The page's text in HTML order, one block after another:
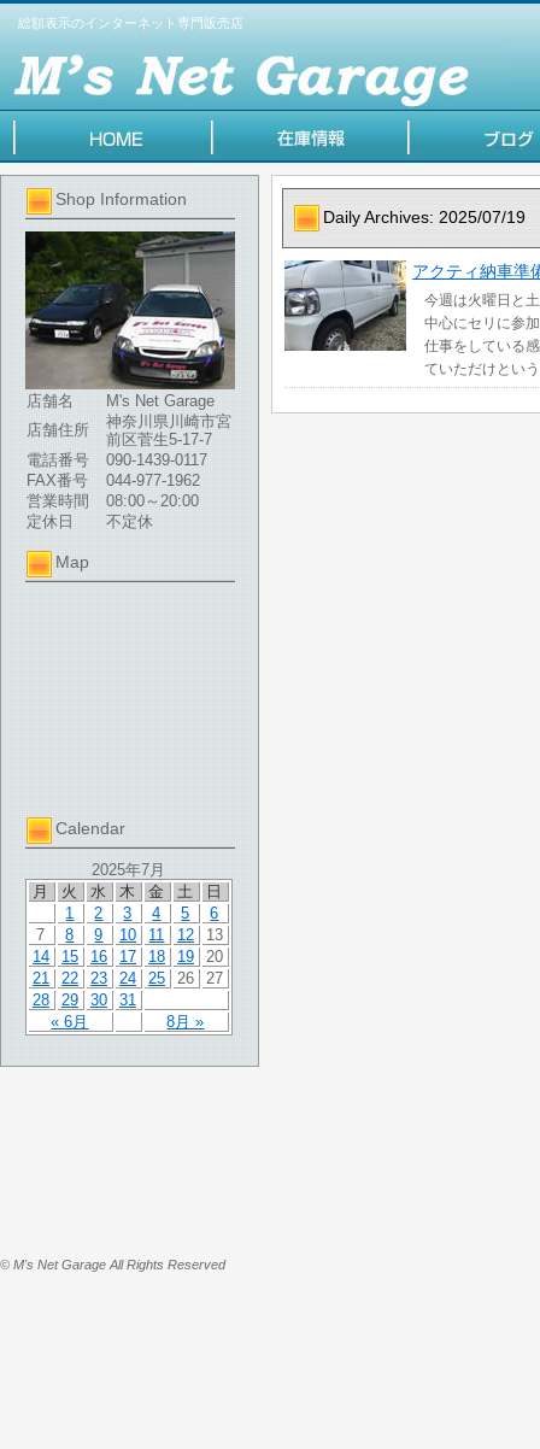
総額表示のインターネット専門販売店
Shop Information
店舗名
M's Net Garage
店舗住所
神奈川県川崎市宮
前区菅生5-17-7
電話番号
090-1439-0117
FAX番号
044-977-1962
営業時間
08:00～20:00
定休日
不定休
Map
Calendar
2025年7月
月
火 水 木 金 土 日
« 6月 8月 »
1 2 3 4 5
6
7
8 9 10 11 12
13
14
15 16 17 18 19
20
21
22 23 24 25 26
27
28
29 30 31
Daily Archives: 2025/07/19
アクティ納車準
今週は火曜日と
中心にセリに参
仕事をしている
ていただけとい
© M's Net Garage All Rights Reserved